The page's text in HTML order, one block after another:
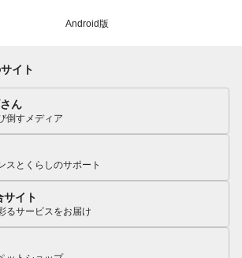
Android版
イト
ん
倒すメディア
スとくらしのサポート
イト
るサービスをお届け